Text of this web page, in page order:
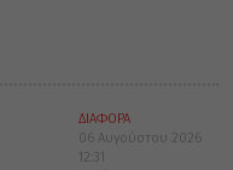
ΔΙΑΦΟΡΑ
06 Αυγούστου 2026
12:31